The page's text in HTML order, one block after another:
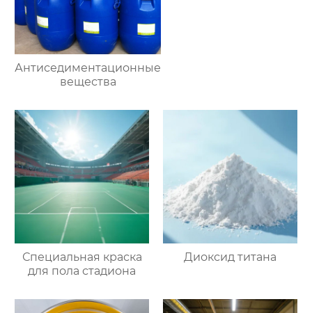
Антиседиментационные
вещества
Специальная краска
для пола стадиона
Диоксид титана